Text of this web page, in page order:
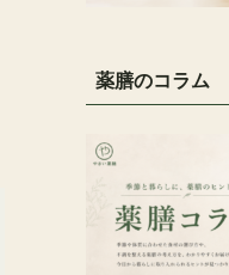
薬膳のコラム